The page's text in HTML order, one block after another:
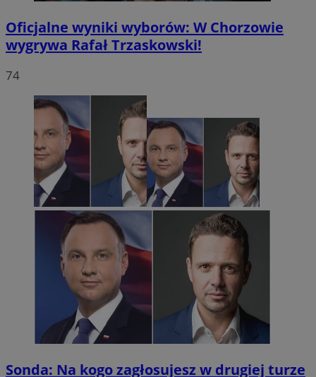
Oficjalne wyniki wyborów: W Chorzowie
wygrywa Rafał Trzaskowski!
74
Sonda: Na kogo zagłosujesz w drugiej turze